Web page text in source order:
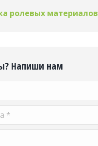
ролевых материалов
Напиши нам